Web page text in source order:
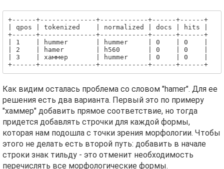
+------+--------------+------------+------+------+
| qpos | tokenized    | normalized | docs | hits |
+------+--------------+------------+------+------+
| 1    | hummer       | hummer     | 0    | 0    |
| 2    | hamer        | h560       | 0    | 0    |
| 3    | хаммер       | hummer     | 0    | 0    |
Как видим осталась проблема со словом "hamer". Для ее
решения есть два варианта. Первый это по примеру
"хаммер" добавить прямое соответствие, но тогда
придется добавлять строчки для каждой формы,
которая нам подошла с точки зрения морфологии. Чтобы
этого не делать есть второй путь: добавить в начале
строки знак тильду - это отменит необходимость
перечислять все морфологические формы.